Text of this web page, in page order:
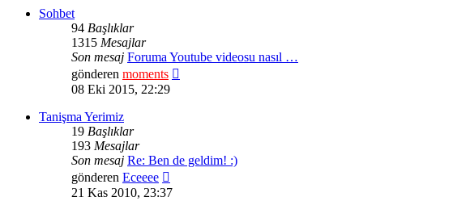
Sohbet
94 Başlıklar
1315 Mesajlar
Son mesaj Foruma Youtube videosu nasıl …
gönderen moments
08 Eki 2015, 22:29
Tanişma Yerimiz
19 Başlıklar
193 Mesajlar
Son mesaj Re: Ben de geldim! :)
gönderen Eceeee
mesajı
21 Kas 2010, 23:37